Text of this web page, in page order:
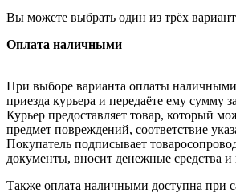
Вы можете выбрать один из трёх
Оплата наличными
При выборе варианта оплаты
приезда курьера и передаёте ему сумму
Курьер предоставляет товар, который
предмет повреждений, соответствие
Покупатель подписывает
документы, вносит денежные средства и
Также оплата наличными доступна при